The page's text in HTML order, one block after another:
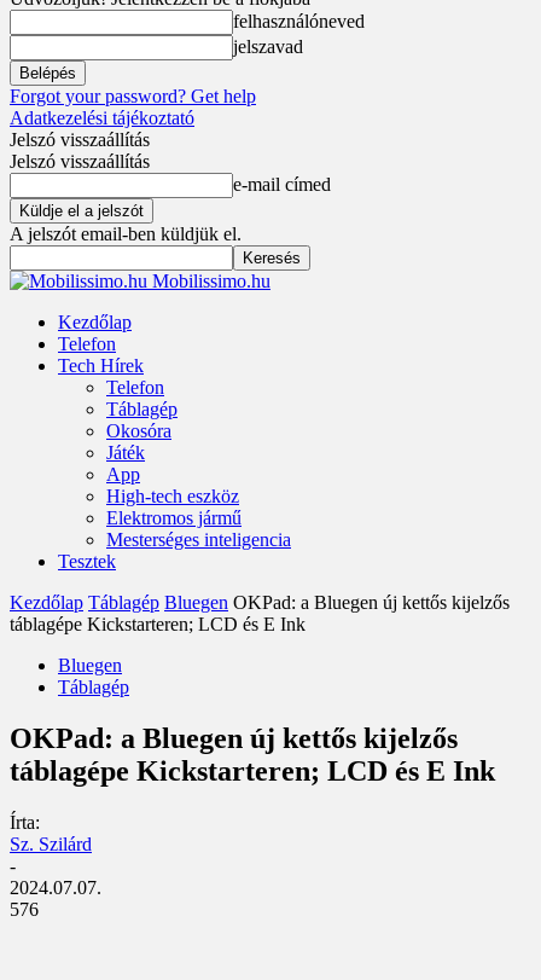
felhasználóneved
jelszavad
Forgot your password? Get help
Adatkezelési tájékoztató
Jelszó visszaállítás
Jelszó visszaállítás
e-mail címed
A jelszót email-ben küldjük el.
Mobilissimo.hu
Kezdőlap
Telefon
Tech Hírek
Telefon
Táblagép
Okosóra
Játék
App
High-tech eszköz
Elektromos jármű
Mesterséges inteligencia
Tesztek
Kezdőlap Táblagép Bluegen OKPad: a Bluegen új kettős kijelzős
táblagépe Kickstarteren; LCD és E Ink
Bluegen
Táblagép
OKPad: a Bluegen új kettős kijelzős
táblagépe Kickstarteren; LCD és E Ink
Írta:
Sz. Szilárd
-
2024.07.07.
576